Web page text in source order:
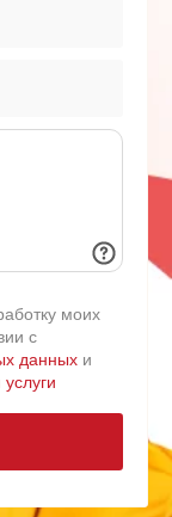
моих
с
данных и